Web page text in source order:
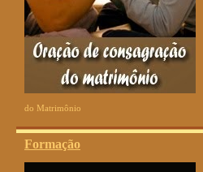
do Matrimônio
Formação